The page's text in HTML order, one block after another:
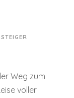
Weg zum
voller